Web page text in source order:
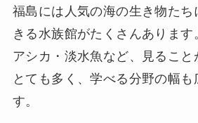
福島には人気の海の生き物た
きる水族館がたくさんありま
アシカ・淡水魚など、見ること
とても多く、学べる分野の幅も
す。